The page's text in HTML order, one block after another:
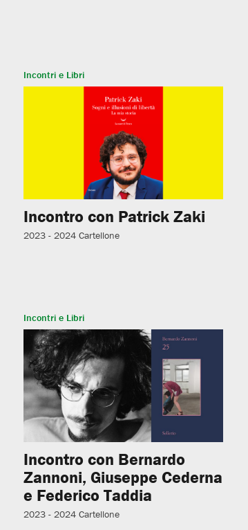
Incontri e Libri
Incontro con Patrick Zaki
2023 - 2024 Cartellone
Incontri e Libri
Incontro con Bernardo
Zannoni, Giuseppe Cederna
e Federico Taddia
2023 - 2024 Cartellone